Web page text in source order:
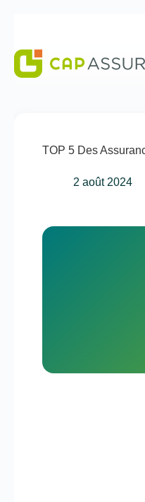
contenu
TOP 5 Des
2 août 2024